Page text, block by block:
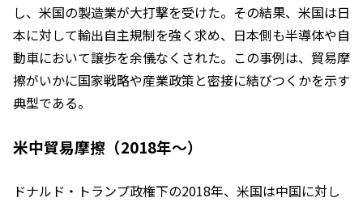
し、米国の製造業が大打撃を受けた。その結果、米国は日
本に対して輸出自主規制を強く求め、日本側も半導体や自
動車において譲歩を余儀なくされた。この事例は、貿易摩
擦がいかに国家戦略や産業政策と密接に結びつくかを示す
典型である。
米中貿易摩擦（2018年〜）
ドナルド・トランプ政権下の2018年、米国は中国に対し